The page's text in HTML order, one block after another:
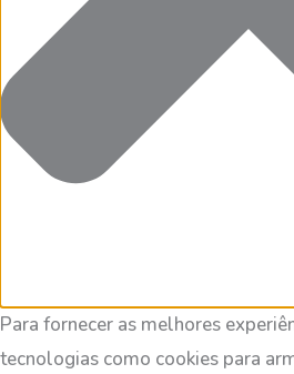
Para fornecer as melhores
tecnologias como cookies para